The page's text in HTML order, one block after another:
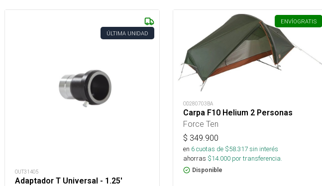
ÚLTIMA UNIDAD
OUT31405
Adaptador T Universal - 1.25'
ENVÍOGRATIS
OD280703BA
Carpa F10 Helium 2 Personas
Force Ten
$ 349.900
en 6cuotas de $58.317sin interés
ahorras $14.000 por transferencia.
Disponible